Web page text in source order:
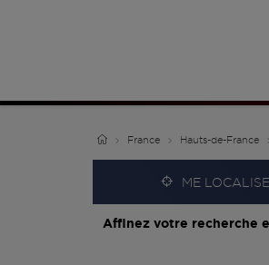
France Hauts-de-France
ME
Affinez votre recherche